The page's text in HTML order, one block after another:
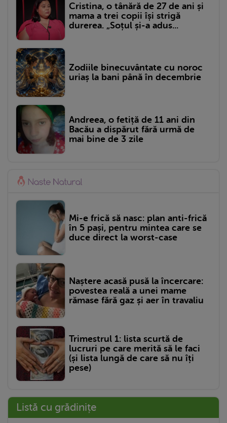
Cristina, o tânără de 27 de ani și
mama a trei copii își strigă
durerea. „Soțul și-a adus...
Zodiile binecuvântate cu noroc
uriaș la bani până în decembrie
Andreea, o fetiță de 11 ani din
Bacău a dispărut fără urmă de
mai bine de 3 zile
Mi-e frică să nasc: plan anti-frică
în 5 pași, pentru mintea care se
duce direct la worst-case
Naștere acasă pusă la încercare:
povestea reală a unei mame
rămase fără gaz și aer în travaliu
Trimestrul 1: lista scurtă de
lucruri pe care merită să le faci
(și lista lungă de care să nu îți
pese)
Listă cu grădinițe